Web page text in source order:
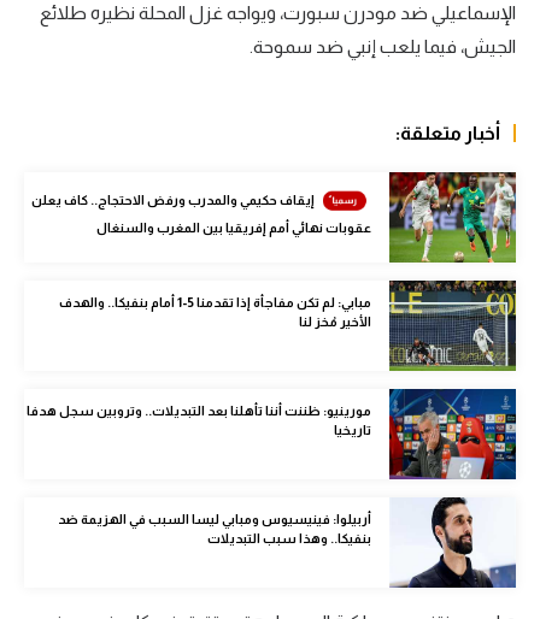
كرة يد
رياضة نسائية
آسيا
أمريكا
ركن الألعاب
أقسام خاصة
Gamers
ميركاتو
تحقيق في الجول
الإسماعيلي ضد مودرن سبورت، ويواجه غزل المحلة نظيره طلائع
الجيش، فيما يلعب إنبي ضد سموحة.
أخبار متعلقة:
إيقاف حكيمي والمدرب ورفض الاحتجاج.. كاف يعلن
عقوبات نهائي أمم إفريقيا بين المغرب والسنغال
مبابي: لم تكن مفاجأة إذا تقدمنا 5-1 أمام بنفيكا.. والهدف
الأخير مُخز لنا
مورينيو: ظننت أننا تأهلنا بعد التبديلات.. وتروبين سجل هدفا
تاريخيا
أربيلوا: فينيسيوس ومبابي ليسا السبب في الهزيمة ضد
بنفيكا.. وهذا سبب التبديلات